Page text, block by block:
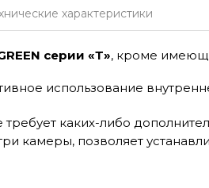
характеристики
серии «Т», кроме
использование
каких-либо
камеры, позволяет